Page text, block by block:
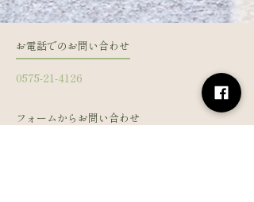
お電話でのお問い合わせ
0575-21-4126
フォームからお問い合わせ